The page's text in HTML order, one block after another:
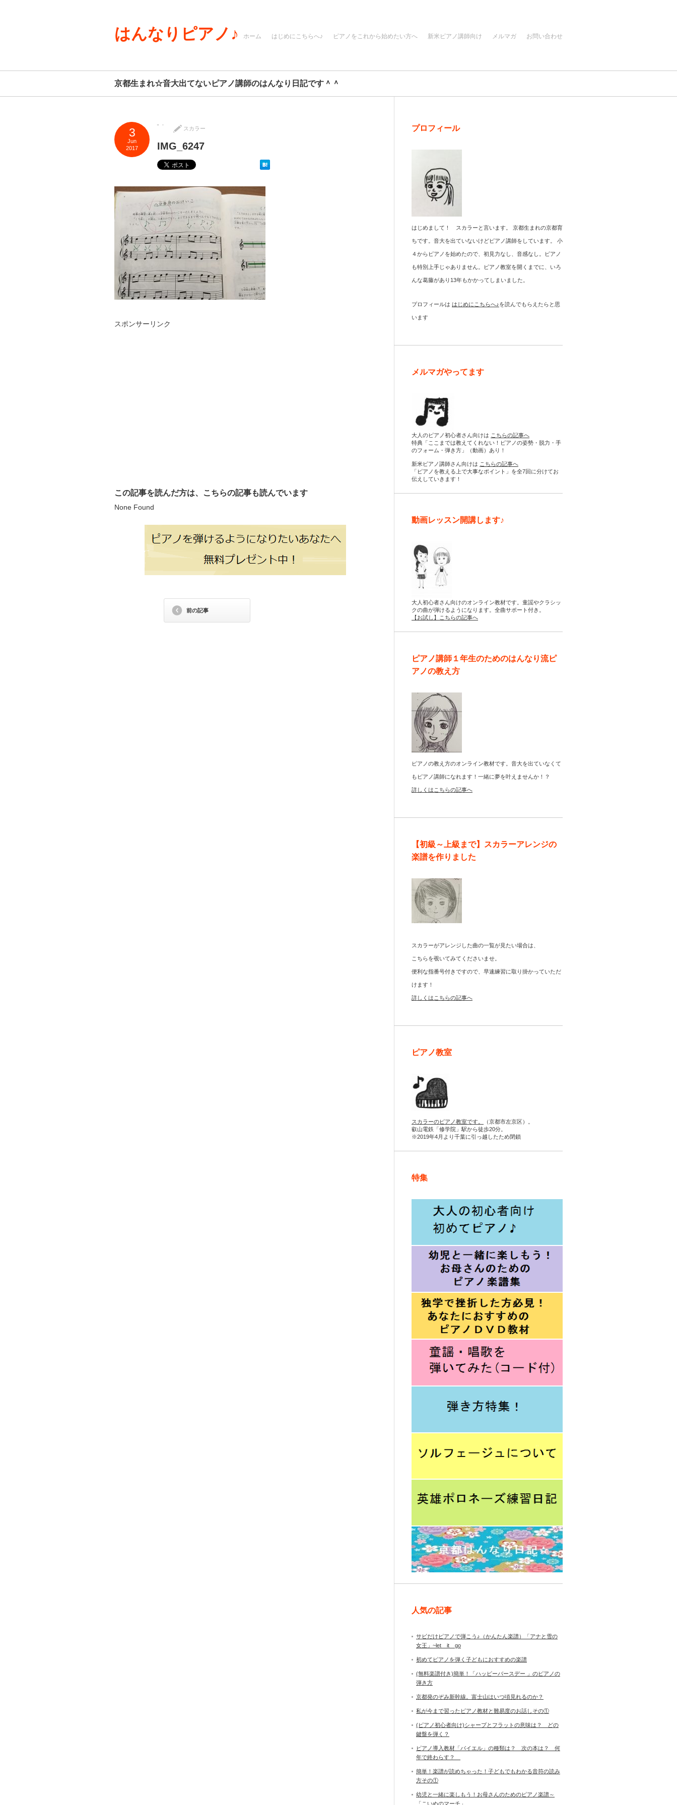
はんなりピアノ♪ ホーム はじめにこちらへ♪ ピアノをこれから始めたい方へ 新米ピアノ講師向け メルマガ お問い合わせ
京都生まれ☆音大出てないピアノ講師のはんなり日記です＾＾
3
Jun
2017
スカラー
IMG_6247
スポンサーリンク
この記事を読んだ方は、こちらの記事も読んでいます
None Found
前の記事
プロフィール
はじめまして！ スカラーと言います。 京都生まれの京都育
ちです。音大を出ていないけどピアノ講師をしています。 小
４からピアノを始めたので、初見力なし、音感なし。ピアノ
も特別上手じゃありません。ピアノ教室を開くまでに、いろ
んな葛藤があり13年もかかってしまいました。
プロフィールは はじめにこちらへ♪を読んでもらえたらと思
います
メルマガやってます
大人のピアノ初心者さん向けは こちらの記事へ
特典「ここまでは教えてくれない！ピアノの姿勢・脱力・手
のフォーム・弾き方」（動画）あり！
新米ピアノ講師さん向けは こちらの記事へ
「ピアノを教える上で大事なポイント」を全7回に分けてお
伝えしていきます！
動画レッスン開講します♪
大人初心者さん向けのオンライン教材です。童謡やクラシッ
クの曲が弾けるようになります。全曲サポート付き。
【お試し】こちらの記事へ
ピアノ講師１年生のためのはんなり流ピ
アノの教え方
ピアノの教え方のオンライン教材です。音大を出ていなくて
もピアノ講師になれます！一緒に夢を叶えませんか！？
詳しくはこちらの記事へ
【初級～上級まで】スカラーアレンジの
楽譜を作りました
スカラーがアレンジした曲の一覧が見たい場合は、
こちらを覗いてみてくださいませ。
便利な指番号付きですので、早速練習に取り掛かっていただ
けます！
詳しくはこちらの記事へ
ピアノ教室
スカラーのピアノ教室です。
（京都市左京区）。
叡山電鉄「修学院」駅から徒歩20分。
※2019年4月より千葉に引っ越したため閉鎖
特集
人気の記事
サビだけピアノで弾こう♪（かんたん楽譜）「アナと雪の
女王」~let it go
初めてピアノを弾く子どもにおすすめの楽譜
(無料楽譜付き)簡単！「ハッピーバースデー 」のピアノの
弾き方
京都発のぞみ新幹線。富士山はいつ頃見れるのか？
私が今まで習ったピアノ教材と難易度のお話しその①
(ピアノ初心者向け)シャープとフラットの意味は？ どの
鍵盤を弾く？
ピアノ導入教材「バイエル」の種類は？ 次の本は？ 何
年で終わらす？
簡単！楽譜が読めちゃった！子どもでもわかる音符の読み
方その①
幼児と一緒に楽しもう！お母さんのためのピアノ楽譜～
「こいぬのマーチ」